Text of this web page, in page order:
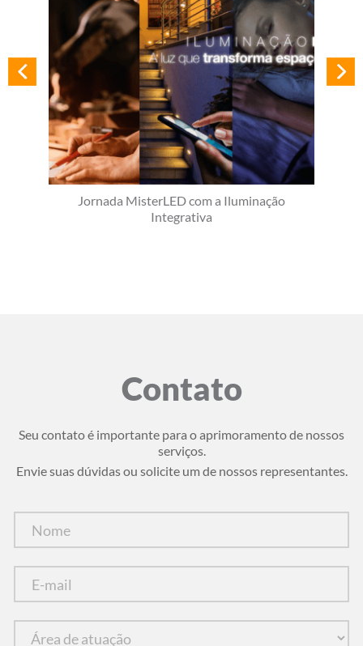
Jornada MisterLED com a Iluminação
Integrativa
Contato
Seu contato é importante para o aprimoramento de nossos
serviços.
Envie suas dúvidas ou solicite um de nossos representantes.